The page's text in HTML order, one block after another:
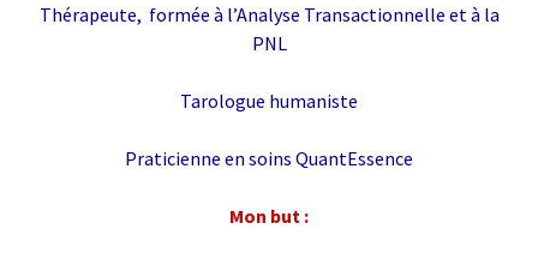
Thérapeute, formée à l’Analyse Transactionnelle et à la
PNL
Tarologue humaniste
Praticienne en soins QuantEssence
Mon but :